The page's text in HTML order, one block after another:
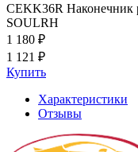
CEKK36R Наконечник
SOULRH
1 180 ₽
1 121 ₽
Купить
Характеристики
Отзывы